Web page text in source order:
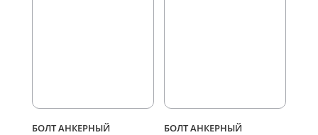
БОЛТ АНКЕРНЫЙ
БОЛТ АНКЕРНЫЙ